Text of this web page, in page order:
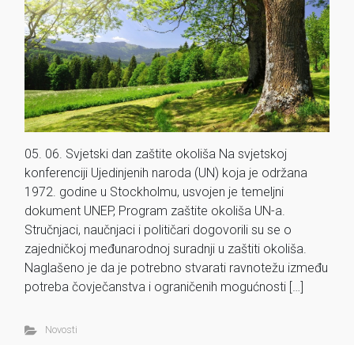
05. 06. Svjetski dan zaštite okoliša Na svjetskoj
konferenciji Ujedinjenih naroda (UN) koja je održana
1972. godine u Stockholmu, usvojen je temeljni
dokument UNEP, Program zaštite okoliša UN-a.
Stručnjaci, naučnjaci i političari dogovorili su se o
zajedničkoj međunarodnoj suradnji u zaštiti okoliša.
Naglašeno je da je potrebno stvarati ravnotežu između
potreba čovječanstva i ograničenih mogućnosti […]
Novosti